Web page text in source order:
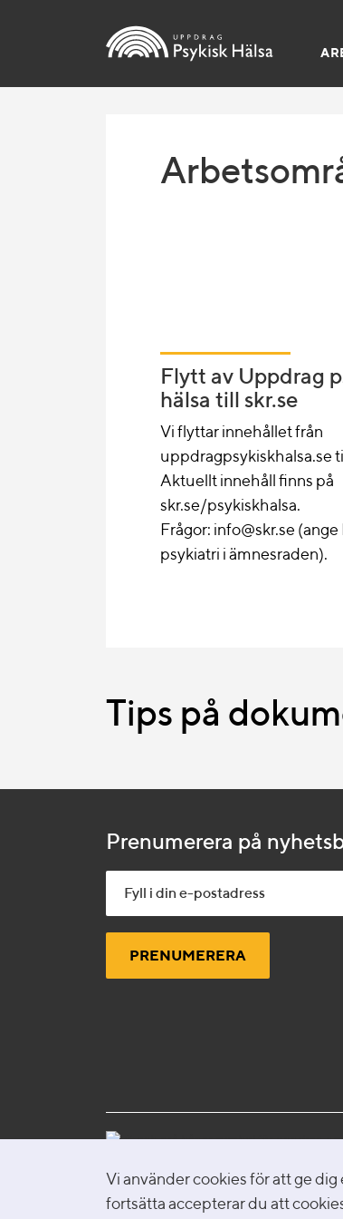
Uppdrag
Flytt av Uppdrag
hälsa till skr.se
Vi flyttar innehållet från
uppdragpsykiskhalsa.se
Aktuellt innehåll finns på
skr.se/psykiskhalsa.
Frågor: info@skr.se
psykiatri i ämnesraden).
Tips på
Prenumerera på
postadress
Uppdrag Psykisk Hälsa utvecklar
med kommuner och regioner för effektiva
hälsa.
Vi använder cookies för att ge
fortsätta accepterar du att